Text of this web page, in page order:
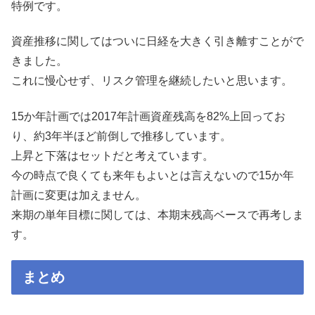
特例です。
資産推移に関してはついに日経を大きく引き離すことがで
きました。
これに慢心せず、リスク管理を継続したいと思います。
15か年計画では2017年計画資産残高を82%上回ってお
り、約3年半ほど前倒しで推移しています。
上昇と下落はセットだと考えています。
今の時点で良くても来年もよいとは言えないので15か年
計画に変更は加えません。
来期の単年目標に関しては、本期末残高ベースで再考しま
す。
まとめ